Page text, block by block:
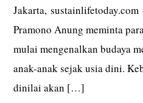
Jakarta,
Pramono Anung meminta
mulai mengenalkan budaya
anak-anak sejak usia dini.
dinilai akan […]